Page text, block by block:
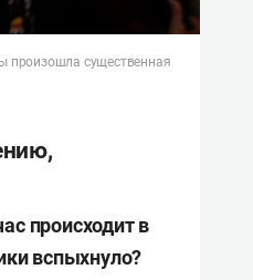
произошла существенная
происходит в
вспыхнуло?